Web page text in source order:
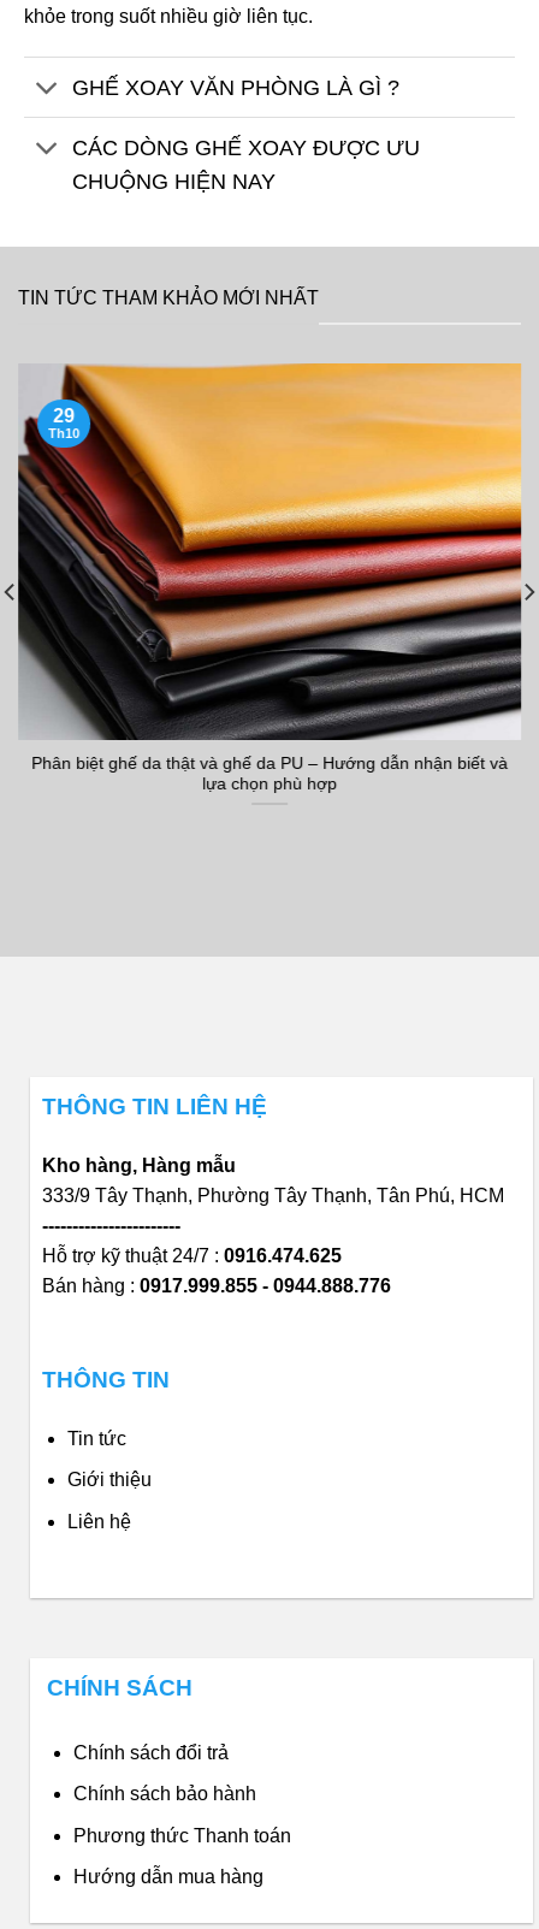
khỏe trong suốt nhiều giờ liên tục.
GHẾ XOAY VĂN PHÒNG LÀ GÌ ?
CÁC DÒNG GHẾ XOAY ĐƯỢC ƯU
CHUỘNG HIỆN NAY
TIN TỨC THAM KHẢO MỚI NHẤT
Phân biệt ghế da thật và ghế da PU – Hướng dẫn nhận biết và
lựa chọn phù hợp
29
Th10
THÔNG TIN LIÊN HỆ
Kho hàng, Hàng mẫu
333/9 Tây Thạnh, Phường Tây Thạnh, Tân Phú, HCM
-----------------------
Hỗ trợ kỹ thuật 24/7 : 0916.474.625
Bán hàng : 0917.999.855 - 0944.888.776
THÔNG TIN
Tin tức
Giới thiệu
Liên hệ
CHÍNH SÁCH
Chính sách đổi trả
Chính sách bảo hành
Phương thức Thanh toán
Hướng dẫn mua hàng